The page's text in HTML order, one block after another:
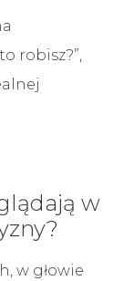
robisz?”,
w
w głowie